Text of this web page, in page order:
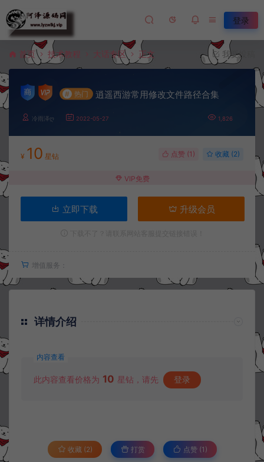
登录
首页 技术教程 大话专区 正文 我要投稿
# 热门 逍遥西游常用修改文件路径合集
冷雨泽ღ 2022-05-27 1,826
¥ 10 星钻 点赞 (1 ) 收藏 (2)
VIP免费
立即下载 升级会员
增值服务：
详情介绍
内容查看
此内容查看价格为 10 星钻，请先 登录
收藏 (2) 打赏 点赞 (1 )